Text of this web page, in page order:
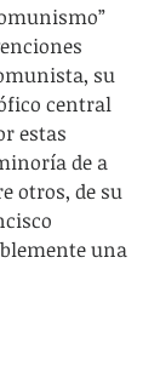
su
central
estas
de a
otros, de su
una